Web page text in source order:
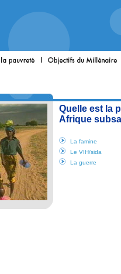
Quelle est la
Afrique
La famine
Le VIH/sida
La guerre